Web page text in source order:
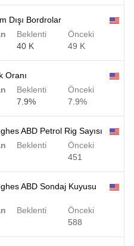
Dışı Bordrolar
Beklenti
40 K
Önceki
49 K
Oranı
Beklenti
7.9%
Önceki
7.9%
ABD Petrol Rig Sayısı
Beklenti
Önceki
451
ABD Sondaj Kuyusu
Beklenti
Önceki
588